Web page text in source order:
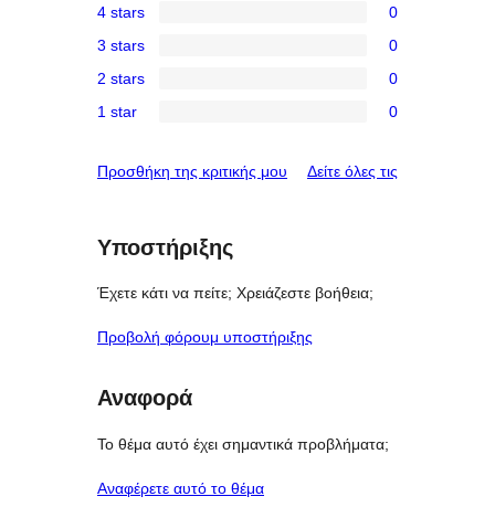
5-
star
review
4-
star
reviews
4 stars 0
3-
star
3 stars 0
2-
reviews
2 stars 0
star
1 star 0
Προσθήκη της κριτικής μου Δείτε όλες τις
Υποστήριξης
Έχετε κάτι να πείτε; Χρειάζεστε βοήθεια;
Προβολή φόρουμ υποστήριξης
Αναφορά
Το θέμα αυτό έχει σημαντικά προβλήματα;
Αναφέρετε αυτό το θέμα